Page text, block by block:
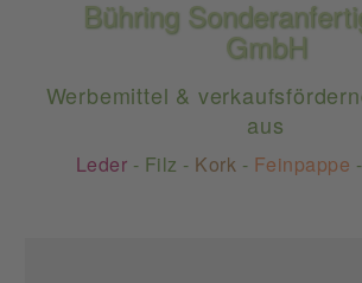
Bühring
GmbH
Werbemittel &
aus
Leder - Filz - Kork - Feinpappe -